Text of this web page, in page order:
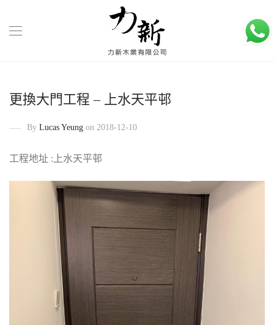
更換大門工程 – 上水天平邨
By Lucas Yeung on 2018-12-10
工程地址 :上水天平邨